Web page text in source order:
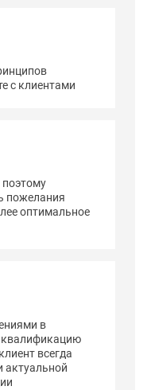
с клиентами
пожелания
оптимальное
в
квалификацию
всегда
актуальной